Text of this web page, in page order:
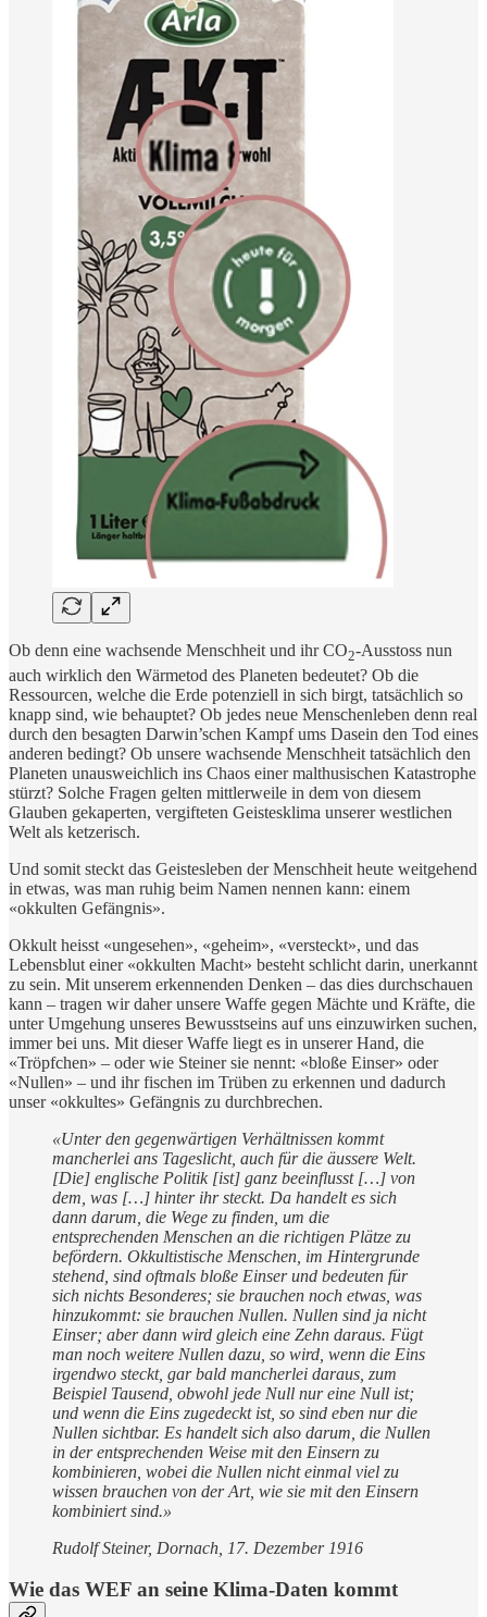
Ob denn eine wachsende Menschheit und ihr CO2-Ausstoss nun
auch wirklich den Wärmetod des Planeten bedeutet? Ob die
Ressourcen, welche die Erde potenziell in sich birgt, tatsächlich so
knapp sind, wie behauptet? Ob jedes neue Menschenleben denn real
durch den besagten Darwin’schen Kampf ums Dasein den Tod eines
anderen bedingt? Ob unsere wachsende Menschheit tatsächlich den
Planeten unausweichlich ins Chaos einer malthusischen Katastrophe
stürzt? Solche Fragen gelten mittlerweile in dem von diesem
Glauben gekaperten, vergifteten Geistesklima unserer westlichen
Welt als ketzerisch.
Und somit steckt das Geistesleben der Menschheit heute weitgehend
in etwas, was man ruhig beim Namen nennen kann: einem
«okkulten Gefängnis».
Okkult heisst «ungesehen», «geheim», «versteckt», und das
Lebensblut einer «okkulten Macht» besteht schlicht darin, unerkannt
zu sein. Mit unserem erkennenden Denken – das dies durchschauen
kann – tragen wir daher unsere Waffe gegen Mächte und Kräfte, die
unter Umgehung unseres Bewusstseins auf uns einzuwirken suchen,
immer bei uns. Mit dieser Waffe liegt es in unserer Hand, die
«Tröpfchen» – oder wie Steiner sie nennt: «bloße Einser» oder
«Nullen» – und ihr fischen im Trüben zu erkennen und dadurch
unser «okkultes» Gefängnis zu durchbrechen.
«Unter den gegenwärtigen Verhältnissen kommt
mancherlei ans Tageslicht, auch für die äussere Welt.
[Die] englische Politik [ist] ganz beeinflusst […] von
dem, was […] hinter ihr steckt. Da handelt es sich
dann darum, die Wege zu finden, um die
entsprechenden Menschen an die richtigen Plätze zu
befördern. Okkultistische Menschen, im Hintergrunde
stehend, sind oftmals bloße Einser und bedeuten für
sich nichts Besonderes; sie brauchen noch etwas, was
hinzukommt: sie brauchen Nullen. Nullen sind ja nicht
Einser; aber dann wird gleich eine Zehn daraus. Fügt
man noch weitere Nullen dazu, so wird, wenn die Eins
irgendwo steckt, gar bald mancherlei daraus, zum
Beispiel Tausend, obwohl jede Null nur eine Null ist;
und wenn die Eins zugedeckt ist, so sind eben nur die
Nullen sichtbar. Es handelt sich also darum, die Nullen
in der entsprechenden Weise mit den Einsern zu
kombinieren, wobei die Nullen nicht einmal viel zu
wissen brauchen von der Art, wie sie mit den Einsern
kombiniert sind.»
Rudolf Steiner, Dornach, 17. Dezember 1916
Wie das WEF an seine Klima-Daten kommt